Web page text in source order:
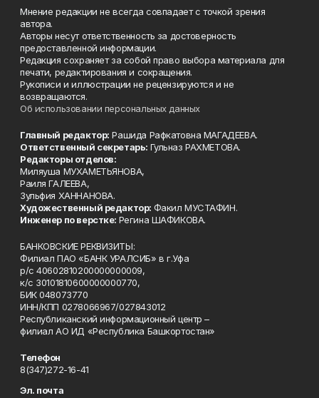
Мнение редакции не всегда совпадает с точкой зрения
автора.
Авторы несут ответственность за достоверность
предоставленной информации.
Редакция сохраняет за собой право выбора материала для
печати, редактирования и сокращения.
Рукописи и иллюстрации не рецензируются и не
возвращаются.
Об использовании персональных данных
Главный редактор: Рашида Рафкатовна МАГАДЕЕВА.
Ответственный секретарь: Гульназ РАХМЕТОВА.
Редакторы отделов:
Миляуша МУХАМЕТЬЯНОВА,
Раиля ГАЛЕЕВА,
Зульфия ХАННАНОВА.
Художественный редактор: Факил МУСТАФИН.
Инженер по верстке: Регина ШАФИКОВА.
БАНКОВСКИЕ РЕКВИЗИТЫ:
Филиал ПАО «БАНК УРАЛСИБ» в г.Уфа
р/с 40602810200000000009,
к/с 30101810600000000770,
БИК 048073770
ИНН/КПП 0278066967/027843012
Республиканский информационный центр –
филиал АО ИД «Республика Башкортостан»
Телефон
8(347)272-16-41
Эл. почта